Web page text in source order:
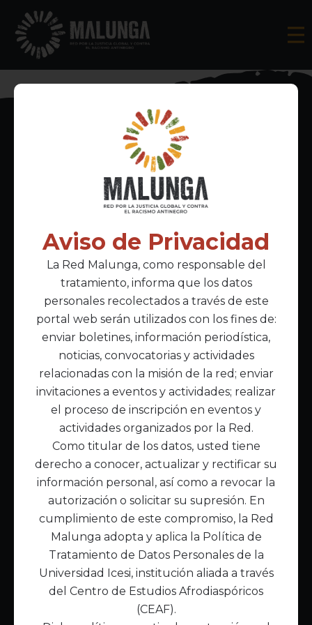
Inscríbete al boletín informativo
Acepto lapolítica de privacidad
Enlaces Principales
Inicio
Acerca de Malunga
Nuestra misión
Quiénes somos
Enlaces de interés
Publicaciones
Noticias
Contáctanos
Política de Tratamiento de Datos
Aviso de Privacidad
La Red Malunga, como responsable del
tratamiento, informa que los datos
personales recolectados a través de este
portal web serán utilizados con los fines de:
enviar boletines, información periodística,
noticias, convocatorias y actividades
relacionadas con la misión de la red; enviar
invitaciones a eventos y actividades; realizar
el proceso de inscripción en eventos y
actividades organizados por la Red.
Como titular de los datos, usted tiene
derecho a conocer, actualizar y rectificar su
información personal, así como a revocar la
autorización o solicitar su supresión. En
cumplimiento de este compromiso, la Red
Malunga adopta y aplica la Política de
Tratamiento de Datos Personales de la
Universidad Icesi, institución aliada a través
del Centro de Estudios Afrodiaspóricos
(CEAF).